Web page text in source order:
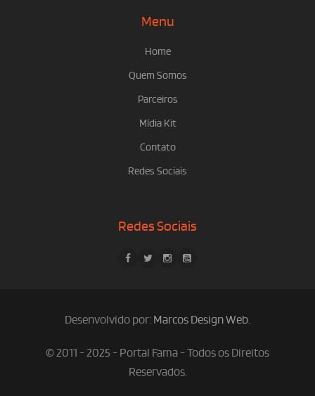
Menu
Home
Quem Somos
Parceiros
Mídia Kit
Contato
Redes Sociais
Redes Sociais
Desenvolvido por: Marcos Design Web.
© 2011 - 2025 - Portal Fama - Todos os Direitos
Reservados.